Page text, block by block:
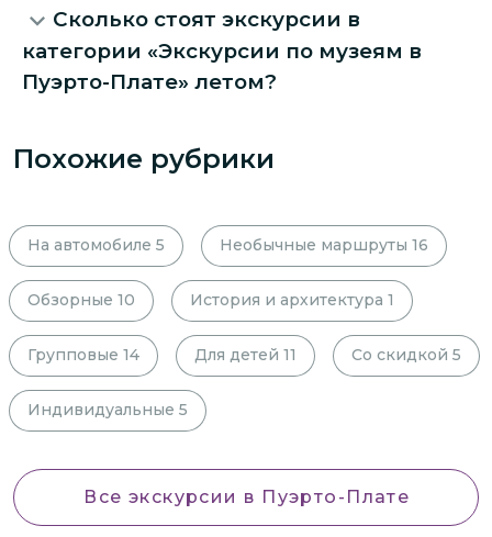
Сколько стоят экскурсии в
категории «Экскурсии по музеям в
Пуэрто-Плате» летом?
Похожие рубрики
На автомобиле 5 Необычные маршруты 16
Обзорные 10 История и архитектура 1
Групповые 14 Для детей 11 Со скидкой 5
Индивидуальные 5
Все экскурсии в Пуэрто-Плате